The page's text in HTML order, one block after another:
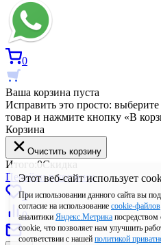
Этот веб-сайт использует
При использовании данного сайта вы
согласие на использование cookie-файлов
аналитики Яндекс.Метрика посредством
cookie, что позволяет нам улучшить
соответствии с нашей политикой
0
Ваша корзина пуста
Исправить это просто:
товар и нажмите кнопку «В
Корзина
Очистить корзину
Итого:0Скидка
Перейти в корзину
0
0